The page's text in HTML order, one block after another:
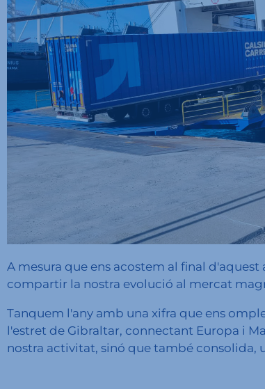
A mesura que ens acostem al final
compartir la nostra evolució al mercat
Tanquem l'any amb una xifra que ens
l'estret de Gibraltar, connectant Europa i
nostra activitat, sinó que també consolida,